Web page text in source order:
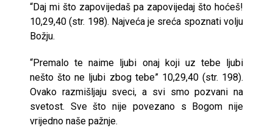
“Daj mi što zapovijedaš pa zapovijedaj što hoćeš!
10,29,40 (str. 198). Najveća je sreća spoznati volju
Božju.
“Premalo te naime ljubi onaj koji uz tebe ljubi
nešto što ne ljubi zbog tebe” 10,29,40 (str. 198).
Ovako razmišljaju sveci, a svi smo pozvani na
svetost. Sve što nije povezano s Bogom nije
vrijedno naše pažnje.